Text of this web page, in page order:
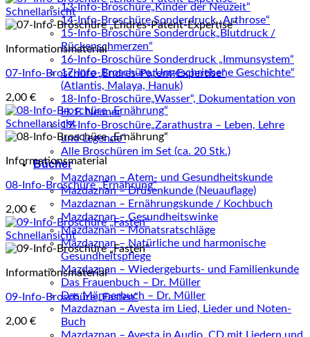
13-Info-Broschüre„Kinder der Neuzeit“
14-Info-Broschüre Sonderdruck „Arthrose“
15-Info-Broschüre Sonderdruck„Blutdruck /
Rückenschmerzen“
16-Info-Broschüre Sonderdruck „Immunsystem“
17-Info-Broschüre„Ungeschriebene Geschichte“
(Atlantis, Malaya, Hanuk)
18-Info-Broschüre„Wasser“, Dokumentation von
H. F. Neuner
19-Info-Broschüre„Zarathustra – Leben, Lehre
und Legende“
Alle Broschüren im Set (ca. 20 Stk.)
Bücher
Mazdaznan – Atem- und Gesundheitskunde
Mazdaznan – Drüsenkunde (Neuauflage)
Mazdaznan – Ernährungskunde / Kochbuch
Mazdaznan – Gesundheitswinke
Mazdaznan – Monatsratschläge
Mazdaznan – Natürliche und harmonische
Gesundheitspflege
Mazdaznan – Wiedergeburts- und Familienkunde
Das Frauenbuch – Dr. Müller
Das Männerbuch – Dr. Müller
Mazdaznan – Avesta im Lied, Lieder und Noten-
Buch
Schnellansicht
Informationsmaterial
07-Info-Broschüre „Endres-Patent-Expertise“
2,00 €
Schnellansicht
Informationsmaterial
08-Info-Broschüre „Ernährung“
2,00 €
Schnellansicht
Informationsmaterial
09-Info-Broschüre „Fasten“
2,00 €